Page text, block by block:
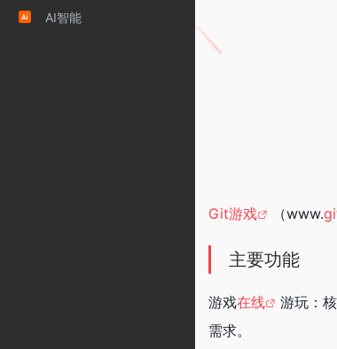
AI智能
Git游戏 （www.
主要功能
游戏在线
游玩：
需求。